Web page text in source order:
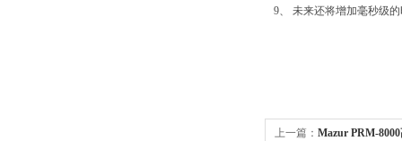
9、 未来还将增加毫秒级
上一篇： Mazur PRM-